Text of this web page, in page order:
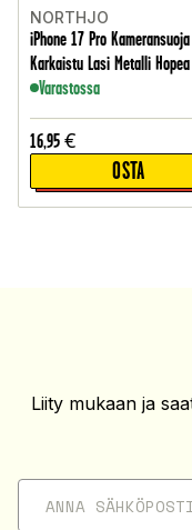
NORTHJO
iPhone 17 Pro Kameransuoja
Karkaistu Lasi Metalli Hopea
Varastossa
16,95 €
OSTA
Liity mukaan ja